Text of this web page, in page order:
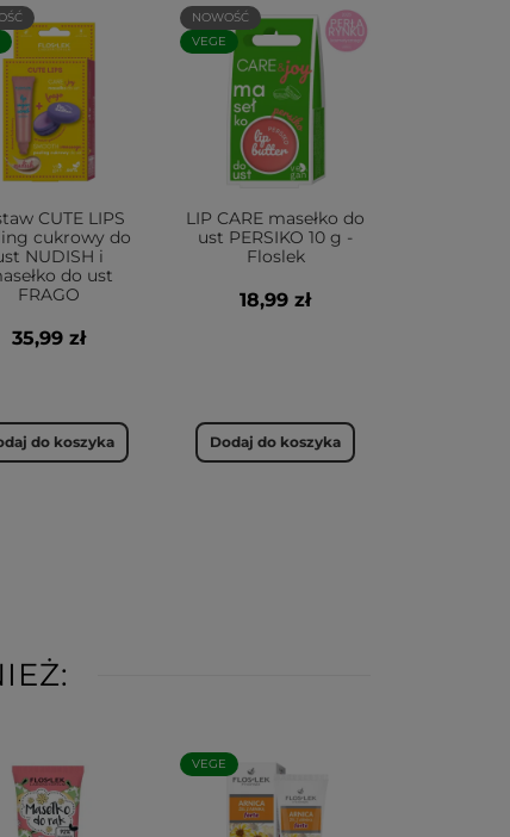
CUTE LIPS
cukrowy do
NUDISH i
do ust
FRAGO
35,99 zł
do koszyka
NOWOŚĆ
VEGE
LIP CARE masełko do
ust PERSIKO 10 g -
Floslek
18,99 zł
Dodaj do koszyka
VEGE